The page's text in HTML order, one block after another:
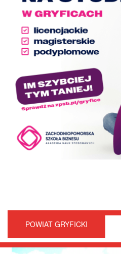
POWIAT GRYFICKI